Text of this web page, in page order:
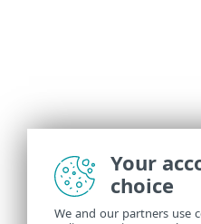
Your
choice
We and our partners use